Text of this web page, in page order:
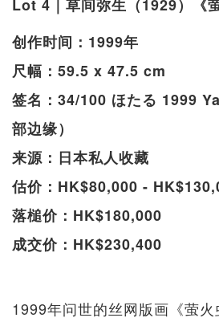
Lot 4｜草间弥生（1929）《
创作时间：1999年
尺幅：59.5 x 47.5 cm
签名：34/100 ほたる 1999
部边缘）
来源：日本私人收藏
估价：HK$80,000 -
落槌价：HK$180,000
成交价：HK$230,400
1999年问世的丝网版画《萤